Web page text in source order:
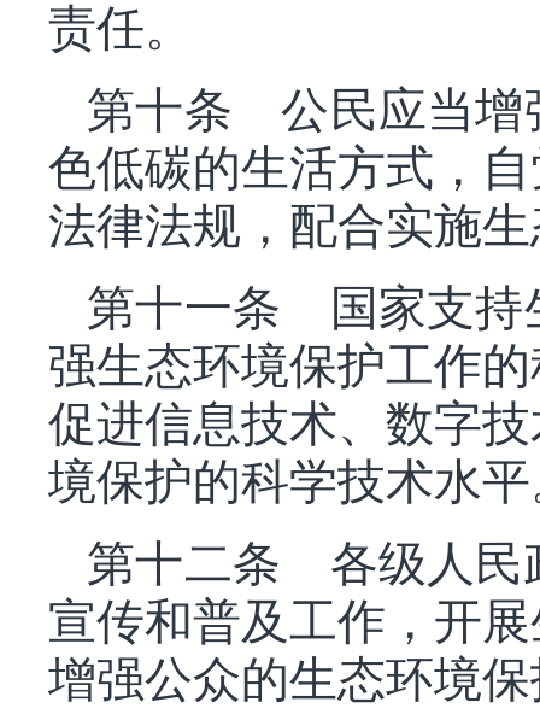
责任。
第十条 公民应当增
色低碳的生活方式，
法律法规，配合实施
第十一条 国家支持
强生态环境保护工作
促进信息技术、数字
境保护的科学技术水
第十二条 各级人民
宣传和普及工作，开
增强公众的生态环境